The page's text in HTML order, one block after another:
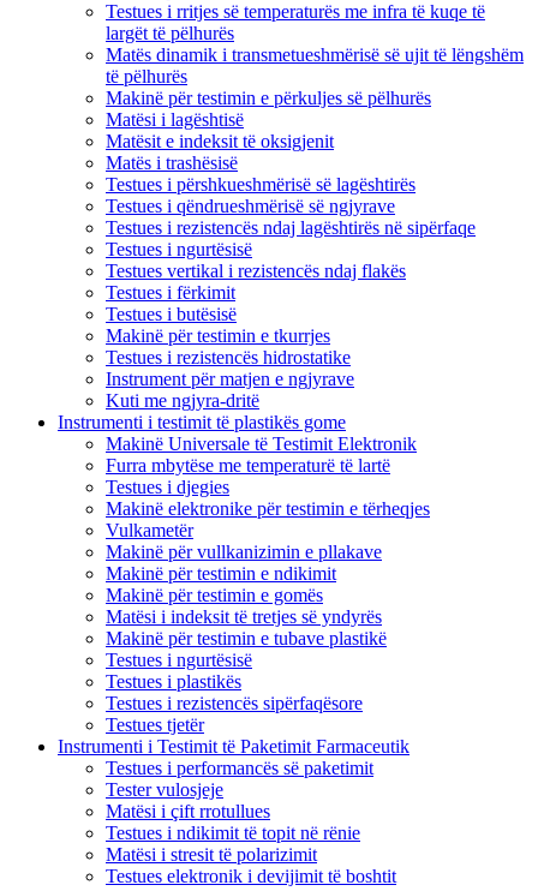
Testues i rritjes së temperaturës me infra të kuqe të
largët të pëlhurës
Matës dinamik i transmetueshmërisë së ujit të lëngshëm
të pëlhurës
Makinë për testimin e përkuljes së pëlhurës
Matësi i lagështisë
Matësit e indeksit të oksigjenit
Matës i trashësisë
Testues i përshkueshmërisë së lagështirës
Testues i qëndrueshmërisë së ngjyrave
Testues i rezistencës ndaj lagështirës në sipërfaqe
Testues i ngurtësisë
Testues vertikal i rezistencës ndaj flakës
Testues i fërkimit
Testues i butësisë
Makinë për testimin e tkurrjes
Testues i rezistencës hidrostatike
Instrument për matjen e ngjyrave
Kuti me ngjyra-dritë
Instrumenti i testimit të plastikës gome
Makinë Universale të Testimit Elektronik
Furra mbytëse me temperaturë të lartë
Testues i djegies
Makinë elektronike për testimin e tërheqjes
Vulkametër
Makinë për vullkanizimin e pllakave
Makinë për testimin e ndikimit
Makinë për testimin e gomës
Matësi i indeksit të tretjes së yndyrës
Makinë për testimin e tubave plastikë
Testues i ngurtësisë
Testues i plastikës
Testues i rezistencës sipërfaqësore
Testues tjetër
Instrumenti i Testimit të Paketimit Farmaceutik
Testues i performancës së paketimit
Tester vulosjeje
Matësi i çift rrotullues
Testues i ndikimit të topit në rënie
Matësi i stresit të polarizimit
Testues elektronik i devijimit të boshtit